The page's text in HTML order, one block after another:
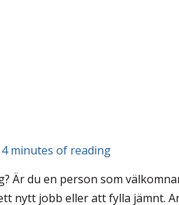
4 minutes of reading
Är du en person som
nytt jobb eller att fylla jämnt.